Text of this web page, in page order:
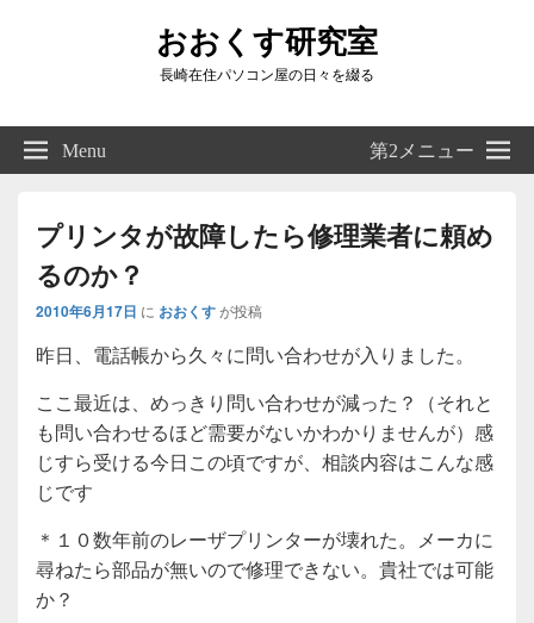
おおくす研究室
長崎在住パソコン屋の日々を綴る
Right
Sidebar
Widget
Menu 第2メニュー
プリンタが故障したら修理業者に頼め
るのか？
2010年6月17日 に おおくすが投稿
昨日、電話帳から久々に問い合わせが入りました。
ここ最近は、めっきり問い合わせが減った？（それと
も問い合わせるほど需要がないかわかりませんが）感
じすら受ける今日この頃ですが、相談内容はこんな感
じです
＊１０数年前のレーザプリンターが壊れた。メーカに
尋ねたら部品が無いので修理できない。貴社では可能
か？